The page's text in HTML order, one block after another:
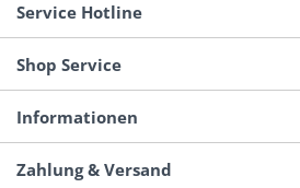
Service Hotline
Shop Service
Informationen
Zahlung & Versand